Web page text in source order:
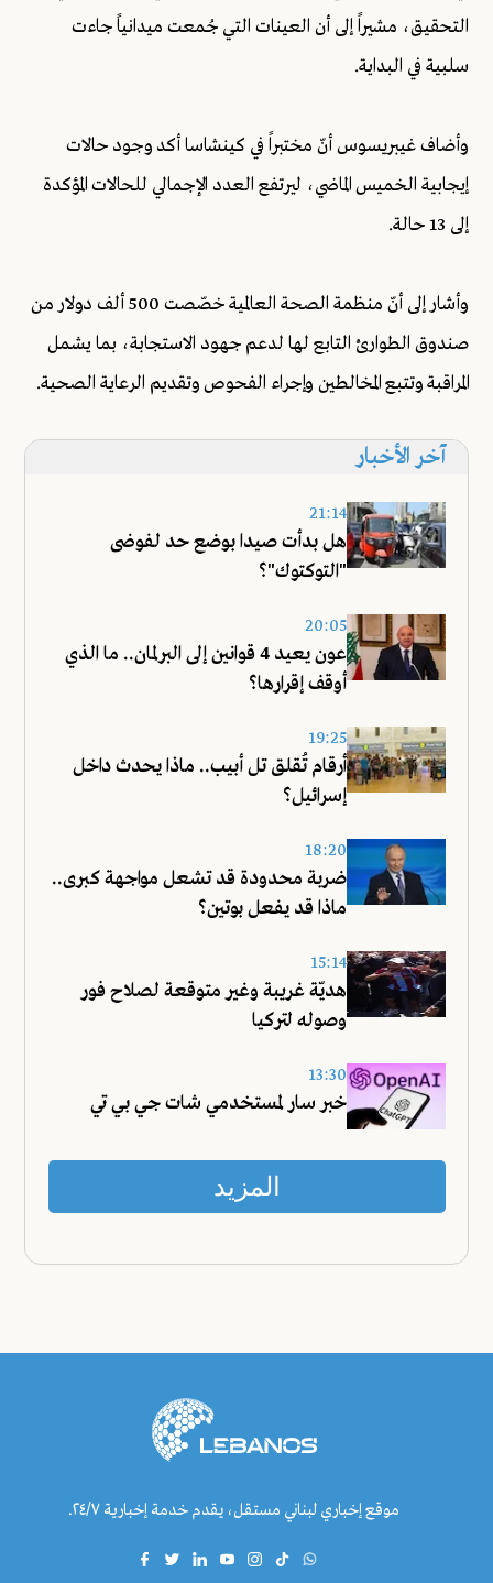
التحقيق، مشيراً إلى أن العينات التي جُمعت ميدانياً جاءت
سلبية في البداية.
وأضاف غيبريسوس أنّ مختبراً في كينشاسا أكد وجود حالات
إيجابية الخميس الماضي، ليرتفع العدد الإجمالي للحالات المؤكدة
إلى 13 حالة.
وأشار إلى أنّ منظمة الصحة العالمية خصّصت 500 ألف دولار من
صندوق الطوارئ التابع لها لدعم جهود الاستجابة، بما يشمل
المراقبة وتتبع المخالطين وإجراء الفحوص وتقديم الرعاية الصحية.
آخر الأخبار
21:14
هل بدأت صيدا بوضع حد لفوضى
"التوكتوك"؟
20:05
عون يعيد 4 قوانين إلى البرلمان.. ما الذي
أوقف إقرارها؟
19:25
أرقام تُقلق تل أبيب.. ماذا يحدث داخل
إسرائيل؟
18:20
ضربة محدودة قد تشعل مواجهة كبرى..
ماذا قد يفعل بوتين؟
15:14
هديّة غريبة وغير متوقعة لصلاح فور
وصوله لتركيا
13:30
خبر سار لمستخدمي شات جي بي تي
المزيد
موقع إخباري لبناني مستقل، يقدم خدمة إخبارية ٢٤/٧.